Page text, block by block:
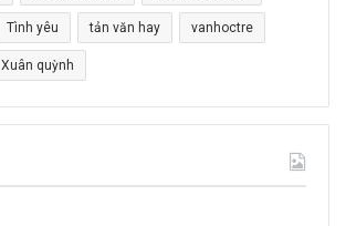
Tình yêu tản văn hay vanhoctre
Xuân quỳnh